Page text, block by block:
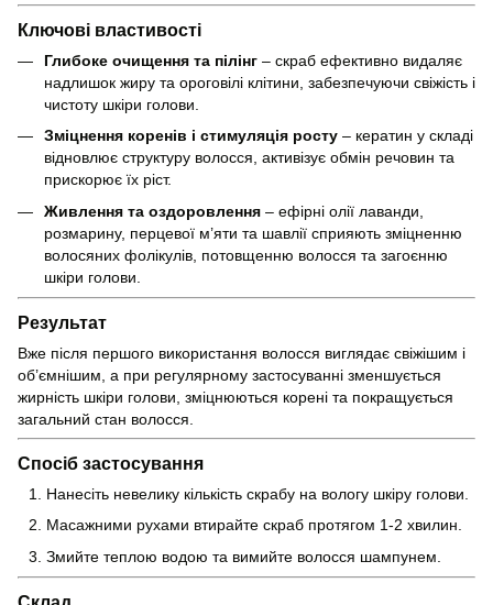
Ключові властивості
Глибоке очищення та пілінг – скраб ефективно видаляє
надлишок жиру та ороговілі клітини, забезпечуючи свіжість і
чистоту шкіри голови.
Зміцнення коренів і стимуляція росту – кератин у складі
відновлює структуру волосся, активізує обмін речовин та
прискорює їх ріст.
Живлення та оздоровлення – ефірні олії лаванди,
розмарину, перцевої м’яти та шавлії сприяють зміцненню
волосяних фолікулів, потовщенню волосся та загоєнню
шкіри голови.
Результат
Вже після першого використання волосся виглядає свіжішим і
об’ємнішим, а при регулярному застосуванні зменшується
жирність шкіри голови, зміцнюються корені та покращується
загальний стан волосся.
Спосіб застосування
Нанесіть невелику кількість скрабу на вологу шкіру голови.
Масажними рухами втирайте скраб протягом 1-2 хвилин.
Змийте теплою водою та вимийте волосся шампунем.